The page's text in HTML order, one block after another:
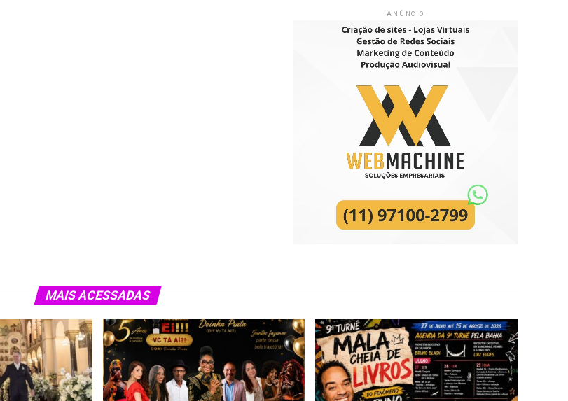
ANÚNCIO
MAIS ACESSADAS